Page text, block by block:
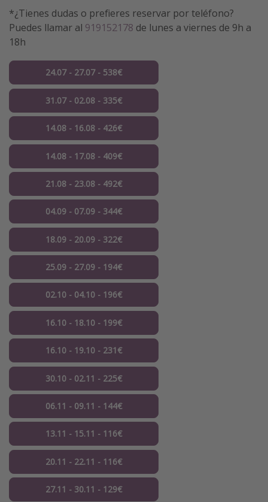
*¿Tienes dudas o prefieres reservar por teléfono?
Puedes llamar al 919152178 de lunes a viernes de 9h a
18h
24.07 - 27.07 - 538€
31.07 - 02.08 - 335€
14.08 - 16.08 - 426€
14.08 - 17.08 - 409€
21.08 - 23.08 - 492€
04.09 - 07.09 - 344€
18.09 - 20.09 - 322€
25.09 - 27.09 - 194€
02.10 - 04.10 - 196€
16.10 - 18.10 - 199€
16.10 - 19.10 - 231€
30.10 - 02.11 - 225€
06.11 - 09.11 - 144€
13.11 - 15.11 - 116€
20.11 - 22.11 - 116€
27.11 - 30.11 - 129€